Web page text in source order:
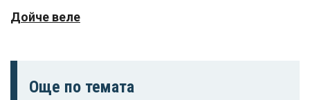
Дойче веле
Още по темата